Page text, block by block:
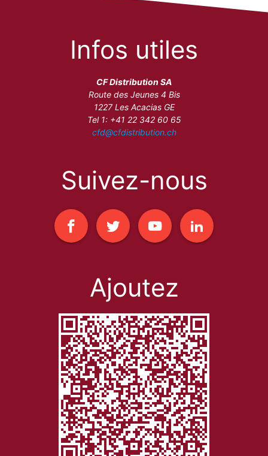
Infos utiles
CF Distribution SA
Route des Jeunes 4 Bis
1227 Les Acacias GE
Tel 1: +41 22 342 60 65
cfd@cfdistribution.ch
Suivez-nous
Ajoutez